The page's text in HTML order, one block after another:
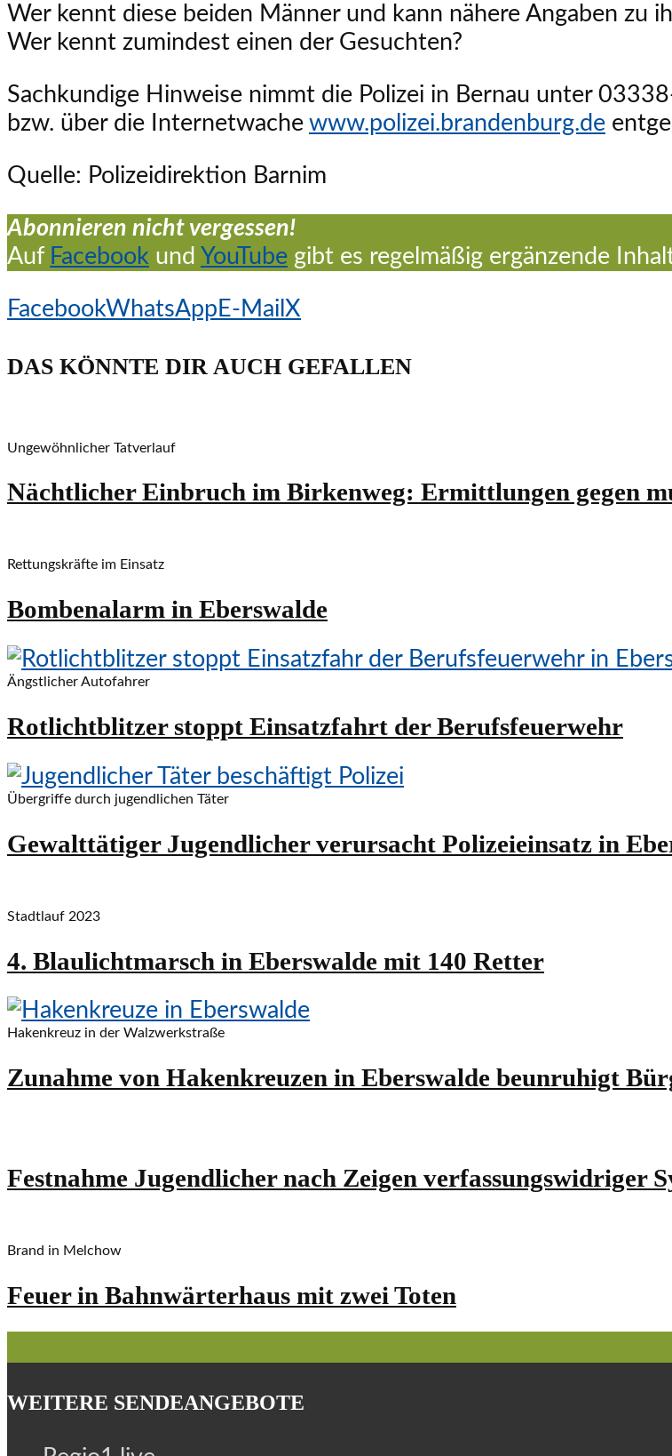
Wer kennt diese beiden Männer und kann nähere Angaben zu
Wer kennt zumindest einen der Gesuchten?
Sachkundige Hinweise nimmt die Polizei in Bernau unter
bzw. über die Internetwache www.polizei.brandenburg.de
Quelle: Polizeidirektion Barnim
Abonnieren nicht vergessen!
Auf Facebook und YouTube gibt es regelmäßig ergänzende
FacebookWhatsApp E-Mail X
DAS KÖNNTE DIR AUCH GEFALLEN
Ungewöhnlicher Tatverlauf
Nächtlicher Einbruch im Birkenweg: Ermittlungen gegen
Rettungskräfte im Einsatz
Bombenalarm in Eberswalde
Ängstlicher Autofahrer
Rotlichtblitzer stoppt Einsatzfahrt der Berufsfeuerwehr
Übergriffe durch jugendlichen Täter
Gewalttätiger Jugendlicher verursacht Polizeieinsatz in
Stadtlauf 2023
4. Blaulichtmarsch in Eberswalde mit 140 Retter
Hakenkreuz in der Walzwerkstraße
Zunahme von Hakenkreuzen in Eberswalde beunruhigt
Festnahme Jugendlicher nach Zeigen verfassungswidriger
Brand in Melchow
Feuer in Bahnwärterhaus mit zwei Toten
WEITERE SENDEANGEBOTE